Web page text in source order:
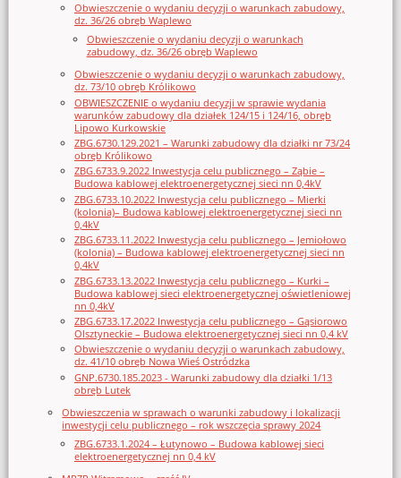
Obwieszczenie o wydaniu decyzji o warunkach zabudowy,
dz. 36/26 obręb Waplewo
Obwieszczenie o wydaniu decyzji o warunkach
zabudowy, dz. 36/26 obręb Waplewo
Obwieszczenie o wydaniu decyzji o warunkach zabudowy,
dz. 73/10 obręb Królikowo
OBWIESZCZENIE o wydaniu decyzji w sprawie wydania
warunków zabudowy dla działek 124/15 i 124/16, obręb
Lipowo Kurkowskie
ZBG.6730.129.2021 – Warunki zabudowy dla działki nr 73/24
obręb Królikowo
ZBG.6733.9.2022 Inwestycja celu publicznego – Ząbie –
Budowa kablowej elektroenergetycznej sieci nn 0,4kV
ZBG.6733.10.2022 Inwestycja celu publicznego – Mierki
(kolonia)– Budowa kablowej elektroenergetycznej sieci nn
0,4kV
ZBG.6733.11.2022 Inwestycja celu publicznego – Jemiołowo
(kolonia) – Budowa kablowej elektroenergetycznej sieci nn
0,4kV
ZBG.6733.13.2022 Inwestycja celu publicznego – Kurki –
Budowa kablowej sieci elektroenergetycznej oświetleniowej
nn 0,4kV
ZBG.6733.17.2022 Inwestycja celu publicznego – Gąsiorowo
Olsztyneckie – Budowa elektroenergetycznej sieci nn 0,4 kV
Obwieszczenie o wydaniu decyzji o warunkach zabudowy,
dz. 41/10 obręb Nowa Wieś Ostródzka
GNP.6730.185.2023 - Warunki zabudowy dla działki 1/13
obręb Lutek
Obwieszczenia w sprawach o warunki zabudowy i lokalizacji
inwestycji celu publicznego – rok wszczęcia sprawy 2024
ZBG.6733.1.2024 – Łutynowo – Budowa kablowej sieci
elektroenergetycznej nn 0,4 kV